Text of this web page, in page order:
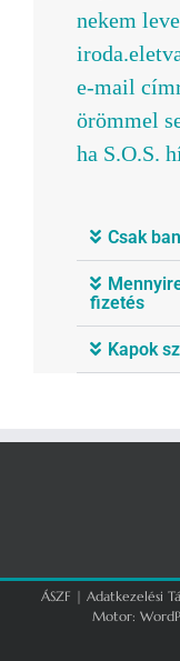
nekem
e-mail
örömmel
ha S.O.S.
Csak
fizetés
Kapok
ÁSZF | Adatkezelési
Motor: